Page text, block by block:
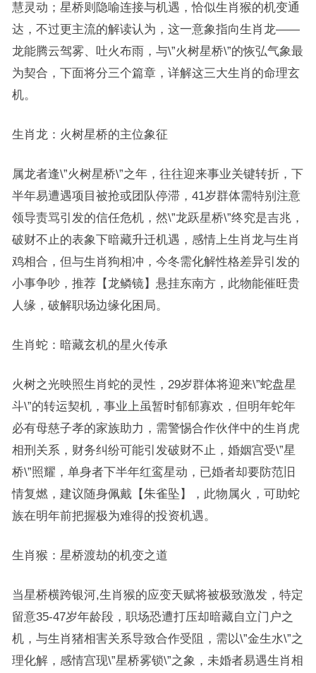
慧灵动；星桥则隐喻连接与机遇，恰似生肖猴的机变通
达，不过更主流的解读认为，这一意象指向生肖龙——
龙能腾云驾雾、吐火布雨，与\”火树星桥\”的恢弘气象最
为契合，下面将分三个篇章，详解这三大生肖的命理玄
机。
生肖龙：火树星桥的主位象征
属龙者逢\”火树星桥\”之年，往往迎来事业关键转折，下
半年易遭遇项目被抢或团队停滞，41岁群体需特别注意
领导责骂引发的信任危机，然\”龙跃星桥\”终究是吉兆，
破财不止的表象下暗藏升迁机遇，感情上生肖龙与生肖
鸡相合，但与生肖狗相冲，今冬需化解性格差异引发的
小事争吵，推荐【龙鳞镜】悬挂东南方，此物能催旺贵
人缘，破解职场边缘化困局。
生肖蛇：暗藏玄机的星火传承
火树之光映照生肖蛇的灵性，29岁群体将迎来\”蛇盘星
斗\”的转运契机，事业上虽暂时郁郁寡欢，但明年蛇年
必有母慈子孝的家族助力，需警惕合作伙伴中的生肖虎
相刑关系，财务纠纷可能引发破财不止，婚姻宫受\”星
桥\”照耀，单身者下半年红鸾星动，已婚者却要防范旧
情复燃，建议随身佩戴【朱雀坠】，此物属火，可助蛇
族在明年前把握极为难得的投资机遇。
生肖猴：星桥渡劫的机变之道
当星桥横跨银河,生肖猴的应变天赋将被极致激发，特定
留意35-47岁年龄段，职场恐遭打压却暗藏自立门户之
机，与生肖猪相害关系导致合作受阻，需以\”金生水\”之
理化解，感情宫现\”星桥雾锁\”之象，未婚者易遇生肖相